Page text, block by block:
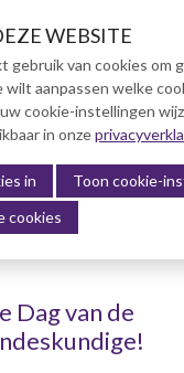
Dag van de
Over NVBK
NVBK Leden
Lidmaatschap
Kennisbank
Dag van de
Magazine
WEBSITE
gebruik van cookies om
aanpassen welke
cookie-instellingen
in onze
in
Toon cookie-
cookies